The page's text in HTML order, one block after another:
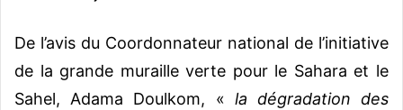
De l’avis du Coordonnateur national de l’initiative
de la grande muraille verte pour le Sahara et le
Sahel, Adama Doulkom, « la dégradation des